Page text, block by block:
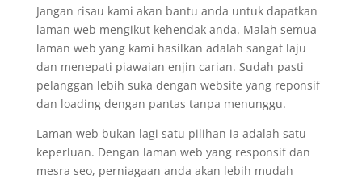
Jangan risau kami akan bantu anda untuk dapatkan
laman web mengikut kehendak anda. Malah semua
laman web yang kami hasilkan adalah sangat laju
dan menepati piawaian enjin carian. Sudah pasti
pelanggan lebih suka dengan website yang reponsif
dan loading dengan pantas tanpa menunggu.
Laman web bukan lagi satu pilihan ia adalah satu
keperluan. Dengan laman web yang responsif dan
mesra seo, perniagaan anda akan lebih mudah